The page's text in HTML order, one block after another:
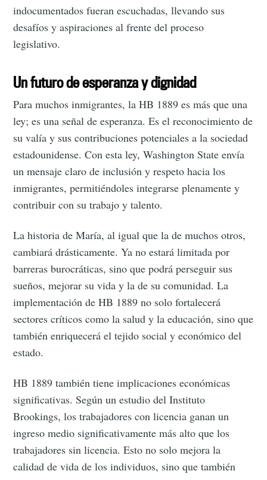
indocumentados fueran escuchadas, llevando sus
desafíos y aspiraciones al frente del proceso
legislativo.
Un futuro de esperanza y dignidad
Para muchos inmigrantes, la HB 1889 es más que una
ley; es una señal de esperanza. Es el reconocimiento de
su valía y sus contribuciones potenciales a la sociedad
estadounidense. Con esta ley, Washington State envía
un mensaje claro de inclusión y respeto hacia los
inmigrantes, permitiéndoles integrarse plenamente y
contribuir con su trabajo y talento.
La historia de María, al igual que la de muchos otros,
cambiará drásticamente. Ya no estará limitada por
barreras burocráticas, sino que podrá perseguir sus
sueños, mejorar su vida y la de su comunidad. La
implementación de HB 1889 no solo fortalecerá
sectores críticos como la salud y la educación, sino que
también enriquecerá el tejido social y económico del
estado.
HB 1889 también tiene implicaciones económicas
significativas. Según un estudio del Instituto
Brookings, los trabajadores con licencia ganan un
ingreso medio significativamente más alto que los
trabajadores sin licencia. Esto no solo mejora la
calidad de vida de los individuos, sino que también